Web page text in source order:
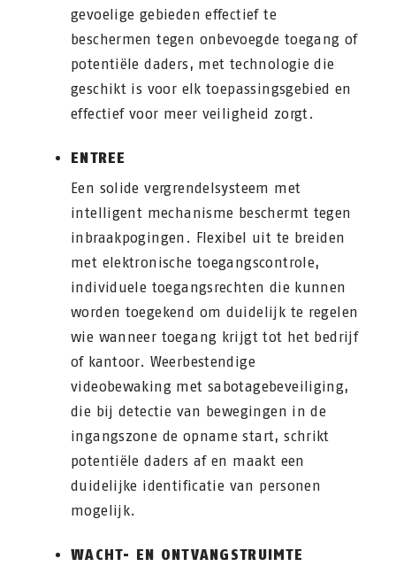
gevoelige gebieden effectief te
beschermen tegen onbevoegde toegang of
potentiële daders, met technologie die
geschikt is voor elk toepassingsgebied en
effectief voor meer veiligheid zorgt.
ENTREE
Een solide vergrendelsysteem met
intelligent mechanisme beschermt tegen
inbraakpogingen. Flexibel uit te breiden
met elektronische toegangscontrole,
individuele toegangsrechten die kunnen
worden toegekend om duidelijk te regelen
wie wanneer toegang krijgt tot het bedrijf
of kantoor. Weerbestendige
videobewaking met sabotagebeveiliging,
die bij detectie van bewegingen in de
ingangszone de opname start, schrikt
potentiële daders af en maakt een
duidelijke identificatie van personen
mogelijk.
WACHT- EN ONTVANGSTRUIMTE